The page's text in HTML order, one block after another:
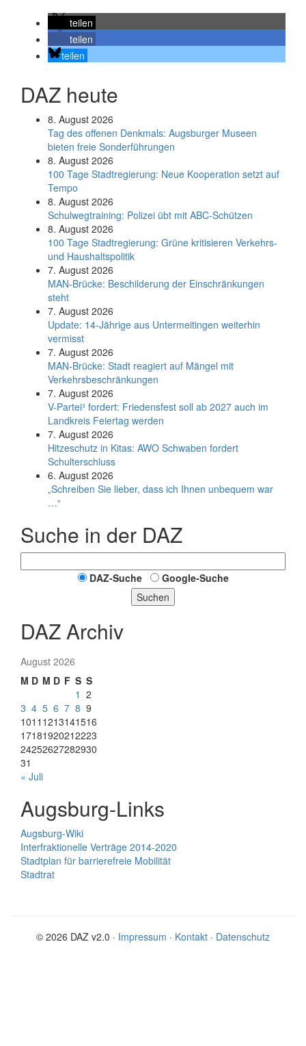
teilen
teilen
teilen
DAZ heute
8. August 2026
Tag des offenen Denkmals: Augsburger Museen
bieten freie Sonderführungen
8. August 2026
100 Tage Stadtregierung: Neue Kooperation setzt auf
Tempo
8. August 2026
Schul­weg­trai­ning: Poli­zei übt mit ABC-Schüt­zen
8. August 2026
100 Tage Stadtregierung: Grüne kritisieren Verkehrs-
und Haushaltspolitik
7. August 2026
MAN-Brücke: Beschilderung der Einschränkungen
steht
7. August 2026
Update: 14-Jährige aus Untermeitingen weiterhin
vermisst
7. August 2026
MAN-Brücke: Stadt reagiert auf Mängel mit
Verkehrsbeschränkungen
7. August 2026
V-Partei­³ fordert: Friedens­fest soll ab 2027 auch im
Land­kreis Feier­tag werden
7. August 2026
Hitzeschutz in Kitas: AWO Schwaben fordert
Schulterschluss
6. August 2026
„Schreiben Sie lieber, dass ich Ihnen unbequem war
…“
Suche in der DAZ
DAZ-Suche
Google-Suche
Suchen
DAZ Archiv
August 2026
M D M D F S S
1 2
3 4 5 6 7 8 9
1011 1213141516
17181920212223
24252627282930
31
« Juli
Augsburg-Links
Augsburg-Wiki
Interfraktionelle Verträge 2014-2020
Stadtplan für barrierefreie Mobilität
Stadtrat
© 2026 DAZ v2.0 · Impressum · Kontakt · Datenschutz